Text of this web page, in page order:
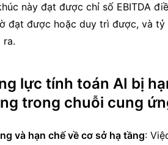
này đạt được chỉ số EBITDA
đạt được hoặc duy trì được, và
ra.
lực tính toán AI bị
trong chuỗi cung
và hạn chế về cơ sở hạ tầng: